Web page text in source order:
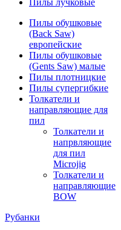
Пилы лучковые
Пилы обушковые
(Back Saw)
европейские
Пилы обушковые
(Gents Saw) малые
Пилы плотницкие
Пилы супергибкие
Толкатели и
направляющие для
пил
Толкатели и
напрвляющие
для пил
Microjig
Толкатели и
направляющие
BOW
Рубанки